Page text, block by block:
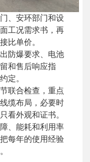
、安环部门和设
工况需求书，再
比单价。
防爆要求、电池
和售后响应指
定。
联合检查，重点
缆布局，必要时
看外观和证书。
、能耗和利用率
每年的使用经验